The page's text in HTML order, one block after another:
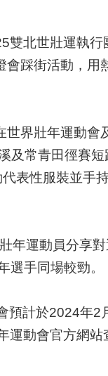
雙北世壯運執行
踩街活動，用
界壯年運動會
及常青田徑賽
表性服裝並手
年運動員分享
選手同場較勁。
預計於2024年2
動會官方網站